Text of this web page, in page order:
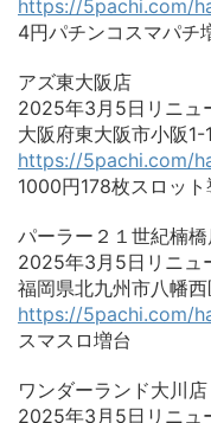
https://5pachi.com/
4円パチンコスマパチ
アズ東大阪店
2025年3月5日リニュ
大阪府東大阪市小阪1-
https://5pachi.com/
1000円178枚スロッ
パーラー２１世紀楠
2025年3月5日リニュ
福岡県北九州市八幡
https://5pachi.com/
スマスロ増台
ワンダーランド大川店
2025年3月5日リニュ